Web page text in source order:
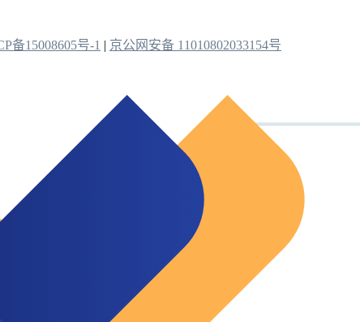
备15008605号-1 | 京公网安备 11010802033154号